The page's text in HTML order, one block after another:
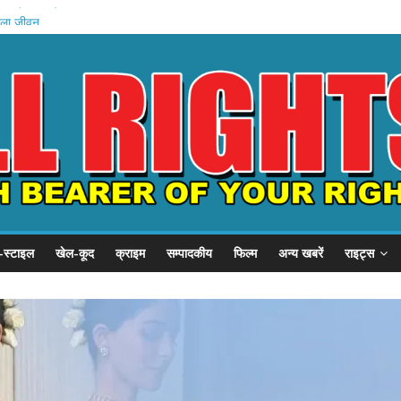
का संदेश
जीवन
गिरफ्तार
वेतन रोका
खेल-कूद क्राइम सम्पादकीय फिल्म अन्य खबरें राइट्स